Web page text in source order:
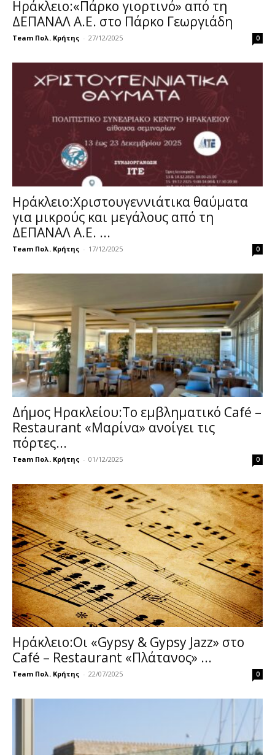
Ηράκλειο:«Πάρκο γιορτινό» από τη
ΔΕΠΑΝΑΛ Α.Ε. στο Πάρκο Γεωργιάδη
Team Πολ. Κρήτης - 27/12/2025 0
Ηράκλειο:Χριστουγεννιάτικα θαύματα
για μικρούς και μεγάλους από τη
ΔΕΠΑΝΑΛ Α.Ε. ...
Team Πολ. Κρήτης - 17/12/2025 0
Δήμος Ηρακλείου:Το εμβληματικό Café –
Restaurant «Μαρίνα» ανοίγει τις
πόρτες...
Team Πολ. Κρήτης - 01/12/2025 0
Ηράκλειο:Οι «Gypsy & Gypsy Jazz» στο
Café – Restaurant «Πλάτανος» ...
Team Πολ. Κρήτης - 22/07/2025 0